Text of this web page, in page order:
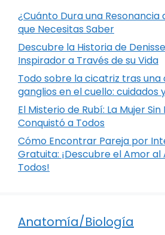
¿Cuánto Dura una Resonancia
que Necesitas Saber
Descubre la Historia de
Inspirador a Través de su Vida
Todo sobre la cicatriz tras
ganglios en el cuello: cuidados
El Misterio de Rubí: La Mujer
Conquistó a Todos
Cómo Encontrar Pareja por
Gratuita: ¡Descubre el Amor
Todos!
Anatomía/Biología